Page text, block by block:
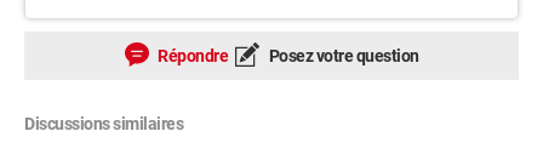
Répondre Posez votre question
Discussions similaires